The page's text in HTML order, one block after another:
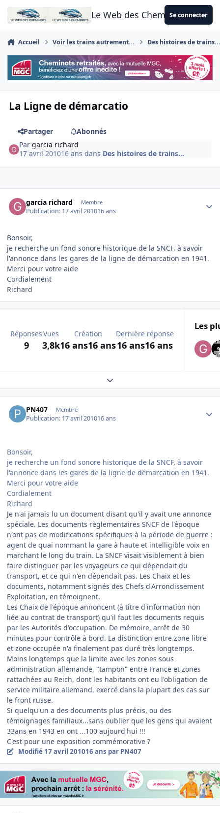
Aller au contenu
Le Web des CheminotsSe connecter
Accueil Voir les trains autrement... Des histoires de
La Ligne de démarcatio
Partager
Abonnés
Pargarcia richard
17 avril 201016 ans dans Des histoires de trains...
garcia richard Membre
Publication: 17 avril 201016 ans
Bonsoir,
je recherche un fond sonore historique de la SNCF, à savoir
l'annonce dans les gares de la ligne de démarcation en 1941.
Merci pour votre aide
Cordialement
Richard
Réponses
9
Vues
3,8k
Création
16 ans16 ans
Dernière réponse
16 ans16 ans
Les
Expand topic overview
PN407 Membre
Publication: 17 avril 201016 ans
Bonsoir,
je recherche un fond sonore historique de la SNCF, à savoir
l'annonce dans les gares de la ligne de démarcation en 1941.
Merci pour votre aide
Cordialement
Richard
Je n'ai jamais lu un document disant qu'il y avait une annonce
spéciale. Les documents règlementaires SNCF de l'époque
n'ont pas de modifications spécifiques à la période de guerre :
agent de quai nommant la gare à haute et intelligible voix en
marchant le long du train. La SNCF visait visiblement à bien
faire distinguer par les voyageurs ce qui dépendait du
transport, et ce qui n'en dépendait pas. Les Chaix et les
documents, notamment signés des Chefs d'Arrondissement
Exploitation, en témoignent.
Les Chaix de l'époque annoncent (à titre d'information non
liée au contrat de transport) qu'il faut les documents requis
par les Autorités d'occupation. De mémoire, arrêt de 30
minutes pour contrôle à bord. La distinction entre zone libre
et zone occupée n'a finalement pas duré très longtemps.
Moins longtemps que la limite avec les zones sous
administration allemande, "tampon" entre France et zones
rattachées au Reich, dont les habitants ont eu l'obligation de
service militaire allemand, exercé dans la plupart des cas sur
le front russe.
Si quelqu'un a des documents plus précis, ou des
témoignages familiaux...sans oublier que les gens qui avaient
33ans en 1943 en ont ...100 aujourd'hui !!!
C'est pour une exposition commémorative ?
Modifié 17 avril 201016 ans par PN407